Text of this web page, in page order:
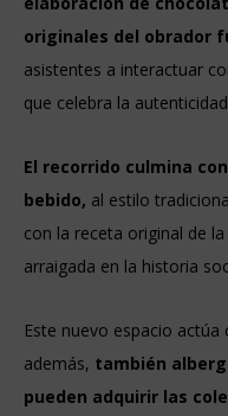
originales del obrador
asistentes a interactuar
que celebra la
El recorrido culmina
bebido, al estilo
con la receta original de
arraigada en la historia
Este nuevo espacio
además, también
pueden adquirir las